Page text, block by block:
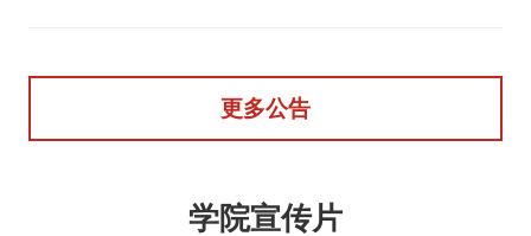
更多公告
学院宣传片